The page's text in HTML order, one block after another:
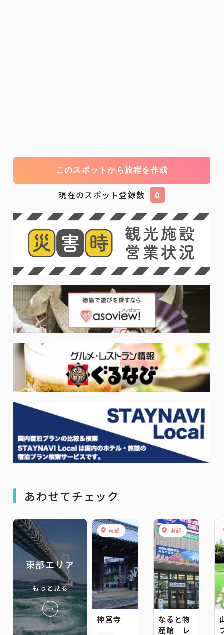
このスポットから旅程を作成
現在のスポット登録数 0
あわせてチェック
東部エリア
もっと見る
東部
神宮寺
東部
なると物
産館 レ